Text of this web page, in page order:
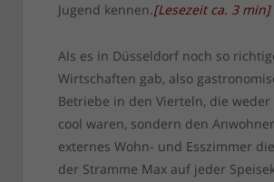
Jugend kennen.[Lesezeit ca. 3 min]
Als es in Düsseldorf noch so
Wirtschaften gab, also
Betriebe in den Vierteln, die weder
cool waren, sondern den
externes Wohn- und Esszimmer
der Stramme Max auf jeder